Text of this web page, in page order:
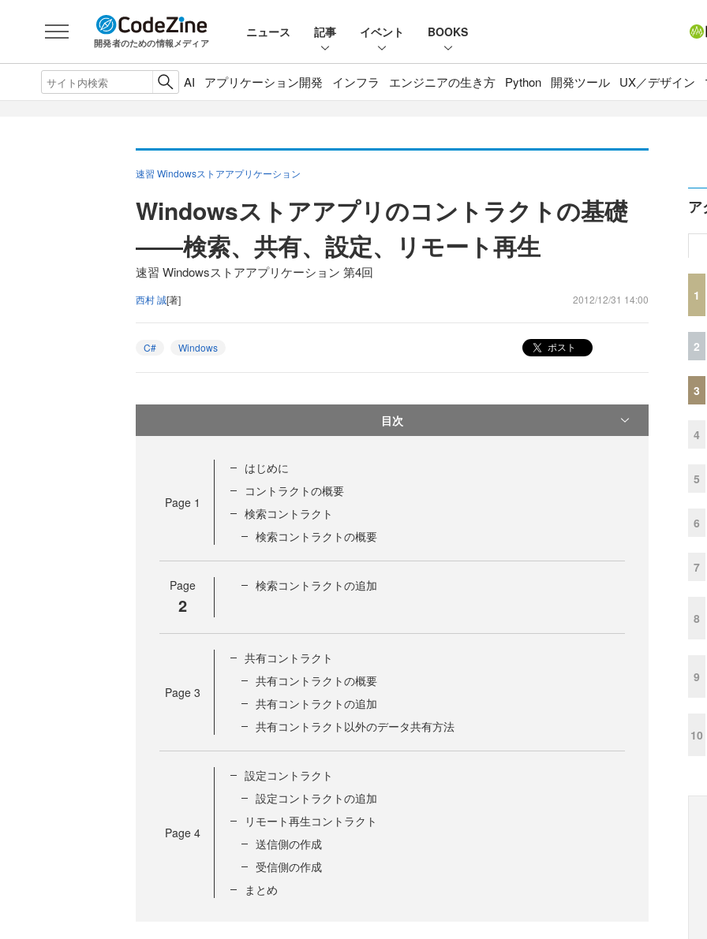
開発者のための情報メディア
ニュース 記事 イベント BOOKS
AI アプリケーション開発 インフラ エンジニアの生き方 Python 開発ツール UX／デザイン
速習 Windowsストアアプリケーション
Windowsストアアプリのコントラクトの基礎
――検索、共有、設定、リモート再生
速習 Windowsストアアプリケーション 第4回
西村 誠[著] 2012/12/31 14:00
C# Windows ポスト
目次
Page 1
はじめに
コントラクトの概要
検索コントラクト
検索コントラクトの概要
Page
2
検索コントラクトの追加
Page 3
共有コントラクト
共有コントラクトの概要
共有コントラクトの追加
共有コントラクト以外のデータ共有方法
Page 4
設定コントラクト
設定コントラクトの追加
リモート再生コントラクト
送信側の作成
受信側の作成
まとめ
ア
1
2
3
4
5
6
7
8
9
10